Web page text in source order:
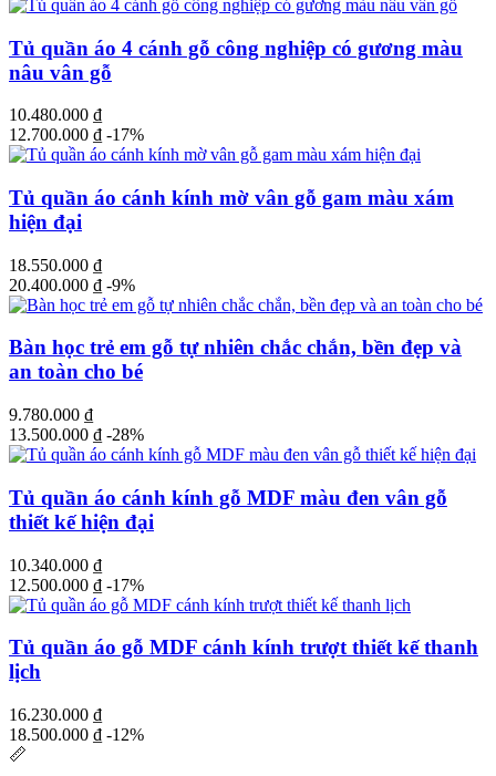
Tủ quần áo 4 cánh gỗ công nghiệp có gương màu
nâu vân gỗ
10.480.000 ₫
12.700.000 ₫ -17%
Tủ quần áo cánh kính mờ vân gỗ gam màu xám
hiện đại
18.550.000 ₫
20.400.000 ₫ -9%
Bàn học trẻ em gỗ tự nhiên chắc chắn, bền đẹp và
an toàn cho bé
9.780.000 ₫
13.500.000 ₫ -28%
Tủ quần áo cánh kính gỗ MDF màu đen vân gỗ
thiết kế hiện đại
10.340.000 ₫
12.500.000 ₫ -17%
Tủ quần áo gỗ MDF cánh kính trượt thiết kế thanh
lịch
16.230.000 ₫
18.500.000 ₫ -12%
📏